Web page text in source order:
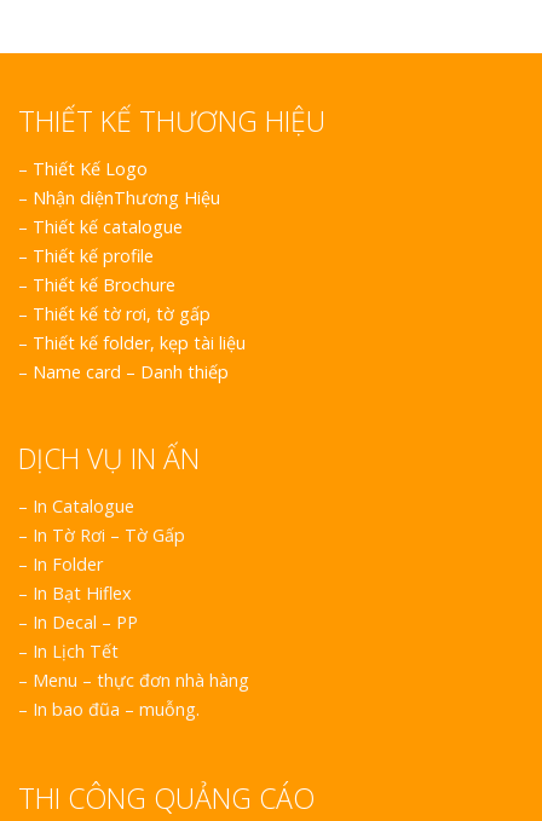
THIẾT KẾ THƯƠNG HIỆU
– Thiết Kế Logo
– Nhận diệnThương Hiệu
– Thiết kế catalogue
– Thiết kế profile
– Thiết kế Brochure
– Thiết kế tờ rơi, tờ gấp
– Thiết kế folder, kẹp tài liệu
– Name card – Danh thiếp
DỊCH VỤ IN ẤN
– In Catalogue
– In Tờ Rơi – Tờ Gấp
– In Folder
– In Bạt Hiflex
– In Decal – PP
– In Lịch Tết
– Menu – thực đơn nhà hàng
– In bao đũa – muỗng.
THI CÔNG QUẢNG CÁO